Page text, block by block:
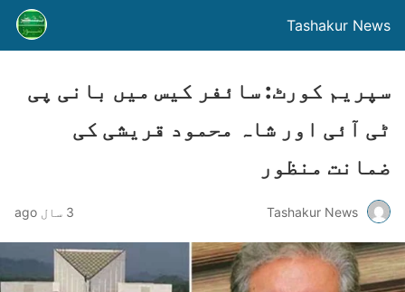
Tashakur News
سپریم کورٹ: سائفر کیس میں بانی پی
ٹی آئی اور شاہ محمود قریشی کی
ضمانت منظور
Tashakur News 3 سال ago